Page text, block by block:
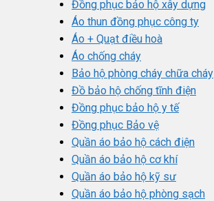
Đồng phục bảo hộ xây dựng
Áo thun đồng phục công ty
Áo + Quạt điều hoà
Áo chống cháy
Bảo hộ phòng cháy chữa cháy
Đồ bảo hộ chống tĩnh điện
Đồng phục bảo hộ y tế
Đồng phục Bảo vệ
Quần áo bảo hộ cách điện
Quần áo bảo hộ cơ khí
Quần áo bảo hộ kỹ sư
Quần áo bảo hộ phòng sạch